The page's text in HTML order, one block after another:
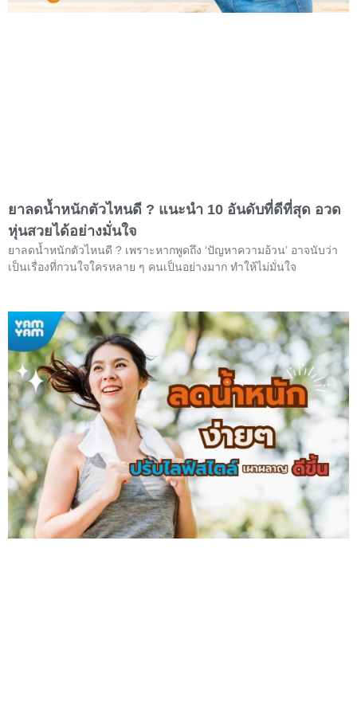
ยาลดน้ำหนักตัวไหนดี ? แนะนำ 10 อันดับที่ดีที่สุด อวด
หุ่นสวยได้อย่างมั่นใจ
ยาลดน้ำหนักตัวไหนดี ? เพราะหากพูดถึง ‘ปัญหาความอ้วน’ อาจนับว่า
เป็นเรื่องที่กวนใจใครหลาย ๆ คนเป็นอย่างมาก ทำให้ไม่มั่นใจ